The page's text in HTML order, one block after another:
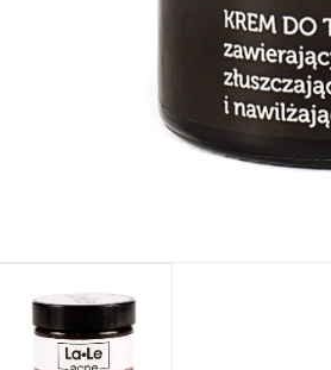
kosmetyków
MarketEko.eu